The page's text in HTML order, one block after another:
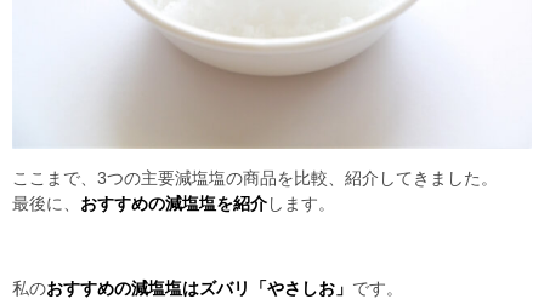
ここまで、3つの主要減塩塩の商品を比較、紹介してきました。
最後に、 おすすめの減塩塩を紹介します。
私のおすすめの減塩塩はズバリ「やさしお」 です。